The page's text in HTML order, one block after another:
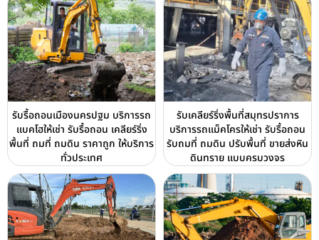
รับรื้อถอนเมืองนครปฐม บริการรถ
แบคโฮให้เช่า รับรื้อถอน เคลียร์ริ่ง
พื้นที่ ถมที่ ถมดิน ราคาถูก ให้บริการ
ทั่วประเทศ
รับเคลียร์ริ่งพื้นที่สมุทรปราการ
บริการรถแม็คโครให้เช่า รับรื้อถอน
รับถมที่ ถมดิน ปรับพื้นที่ ขายส่งหิน
ดินทราย แบบครบวงจร